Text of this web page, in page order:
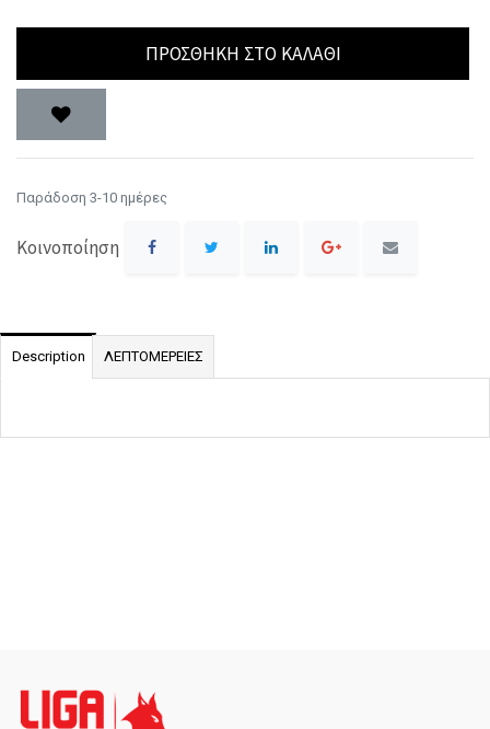
ΠΡΟΣΘΉΚΗ ΣΤΟ ΚΑΛΆΘΙ
Παράδοση 3-10 ημέρες
Κοινοποίηση
Description ΛΕΠΤΟΜΕΡΕΙΕΣ